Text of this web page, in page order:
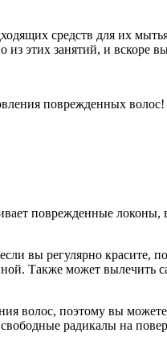
средств для их
этих занятий, и вскоре
поврежденных волос!
поврежденные локоны,
вы регулярно красите,
Также может вылечить
волос, поэтому вы
свободные радикалы на